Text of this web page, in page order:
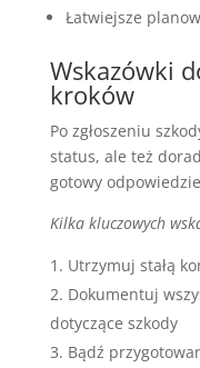
Łatwiejsze
Wskazówki
kroków
Po zgłoszeniu
status, ale też
gotowy
Kilka kluczowych
Utrzymuj stałą
Dokumentuj
dotyczące szkody
Bądź